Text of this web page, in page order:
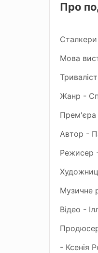
Про
Сталкери
Мова
Жанр -
Прем'єра
Автор -
Режисер
Музичне
Відео -
- Ксенія